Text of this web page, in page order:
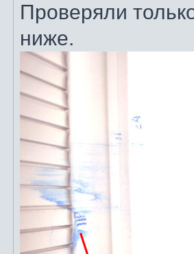
Проверяли
ниже.